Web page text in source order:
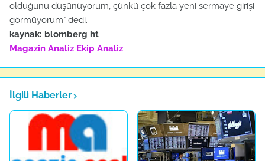
olduğunu düşünüyorum, çünkü çok fazla yeni sermaye girişi
görmüyorum" dedi.
kaynak: blomberg ht
Magazin Analiz Ekip Analiz
İlgili Haberler